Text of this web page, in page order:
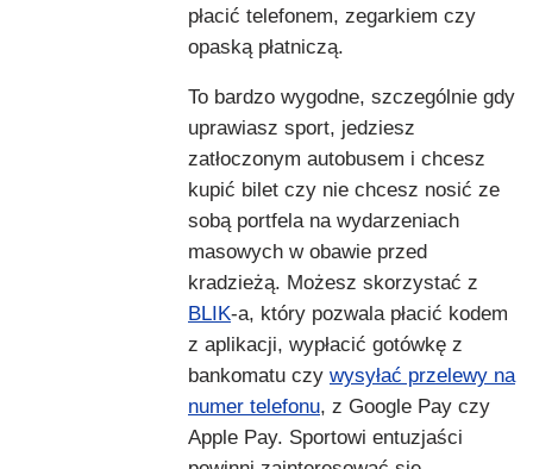
płacić telefonem, zegarkiem czy
opaską płatniczą.
To bardzo wygodne, szczególnie gdy
uprawiasz sport, jedziesz
zatłoczonym autobusem i chcesz
kupić bilet czy nie chcesz nosić ze
sobą portfela na wydarzeniach
masowych w obawie przed
kradzieżą. Możesz skorzystać z
BLIK-a, który pozwala płacić kodem
z aplikacji, wypłacić gotówkę z
bankomatu czy wysyłać przelewy na
numer telefonu, z Google Pay czy
Apple Pay. Sportowi entuzjaści